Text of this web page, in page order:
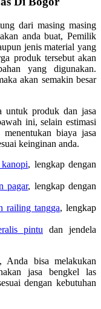
dari masing masing
anda buat, Pemilik
jenis material yang
produk tersebut akan
yang digunakan.
akan semakin besar
untuk produk dan jasa
ini, selain estimasi
biaya jasa
keinginan anda.
, lengkap dengan
pagar, lengkap dengan
railing tangga, lengkap
pintu dan jendela
Anda bisa melakukan
jasa bengkel las
dengan kebutuhan